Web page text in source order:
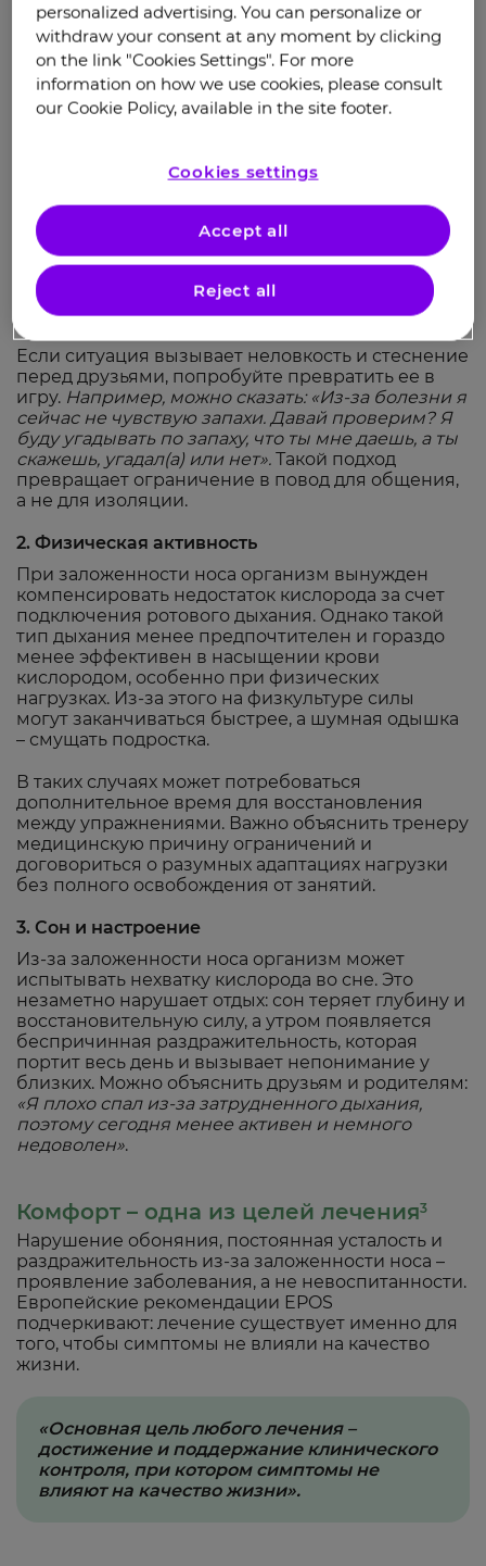
Как жить с ограничениями
1. Обоняние и безопасность
Полная или частичная потеря обоняния, или
аносмия, – частый симптом ХПРС2,3. Отсутствие
запахами, но также создает опасные для жизни
Например, можно не почувствовать
запах гари, газа или испорченной еды.
Лучший способ справиться – честно попросить
поддержки у близких, например: «Из-за болезни
я сейчас не чувствую запахи. Если почувствуешь
странный запах, то скажи мне, пожалуйста».
Если ситуация вызывает неловкость и стеснение
перед друзьями, попробуйте превратить ее в
игру. Например, можно сказать: «Из-за болезни я
сейчас не чувствую запахи. Давай проверим? Я
буду угадывать по запаху, что ты мне даешь, а ты
скажешь, угадал(а) или нет». Такой подход
превращает ограничение в повод для общения,
а не для изоляции.
2. Физическая активность
При заложенности носа организм вынужден
компенсировать недостаток кислорода за счет
подключения ротового дыхания. Однако такой
тип дыхания менее предпочтителен и гораздо
менее эффективен в насыщении крови
кислородом, особенно при физических
нагрузках. Из-за этого на физкультуре силы
могут заканчиваться быстрее, а шумная одышка
– смущать подростка.
В таких случаях может потребоваться
дополнительное время для восстановления
между упражнениями. Важно объяснить тренеру
медицинскую причину ограничений и
договориться о разумных адаптациях нагрузки
без полного освобождения от занятий.
3. Сон и настроение
Из-за заложенности носа организм может
испытывать нехватку кислорода во сне. Это
незаметно нарушает отдых: сон теряет глубину и
восстановительную силу, а утром появляется
беспричинная раздражительность, которая
портит весь день и вызывает непонимание у
близких. Можно объяснить друзьям и родителям:
«Я плохо спал из-за затрудненного дыхания,
поэтому сегодня менее активен и немного
недоволен».
Комфорт – одна из целей лечения3
Нарушение обоняния, постоянная усталость и
раздражительность из-за заложенности носа –
проявление заболевания, а не невоспитанности.
Европейские рекомендации EPOS
подчеркивают: лечение существует именно для
того, чтобы симптомы не влияли на качество
жизни.
«Основная цель любого лечения –
достижение и поддержание клинического
контроля, при котором симптомы не
влияют на качество жизни».
personalized advertising. You can personalize or
withdraw your consent at any moment by clicking
on the link "Cookies Settings". For more
information on how we use cookies, please consult
our Cookie Policy, available in the site footer.
Cookies settings
Reject all
Accept all